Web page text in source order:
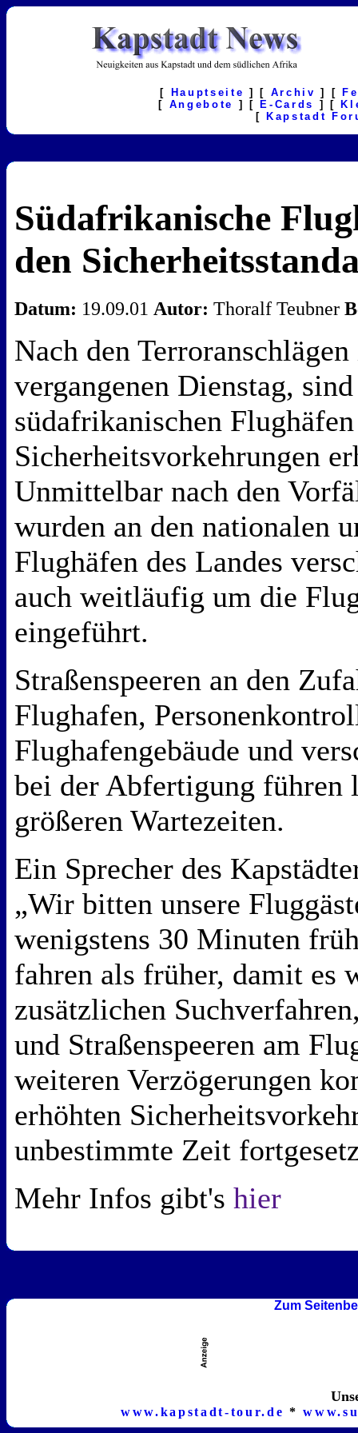
[ Hauptseite ] [ Archiv ] [
[ Angebote ] [ E-Cards ] [
[
Kapstadt
Südafrikanische
den
Datum: 19.09.01 Autor: Thoralf Teubner
Nach den
vergangenen Dienstag,
südafrikanischen
Sicherheitsvorkehrungen
Unmittelbar nach den
wurden an den nationalen
Flughäfen des Landes
auch weitläufig um die
eingeführt.
Straßenspeeren an den
Flughafen,
Flughafengebäude und
bei der Abfertigung führen
größeren Wartezeiten.
Ein Sprecher des
„Wir bitten unsere
wenigstens 30 Minuten
fahren als früher, damit es
zusätzlichen
und Straßenspeeren am
weiteren Verzögerungen
erhöhten
unbestimmte Zeit
Mehr Infos gibt's hier
Zum
www.kapstadt-tour.de *